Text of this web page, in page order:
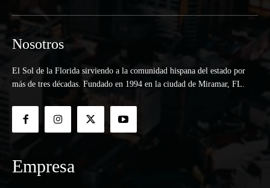
Nosotros
El Sol de la Florida sirviendo a la comunidad hispana del estado por
más de tres décadas. Fundado en 1994 en la ciudad de Miramar, FL.
Empresa